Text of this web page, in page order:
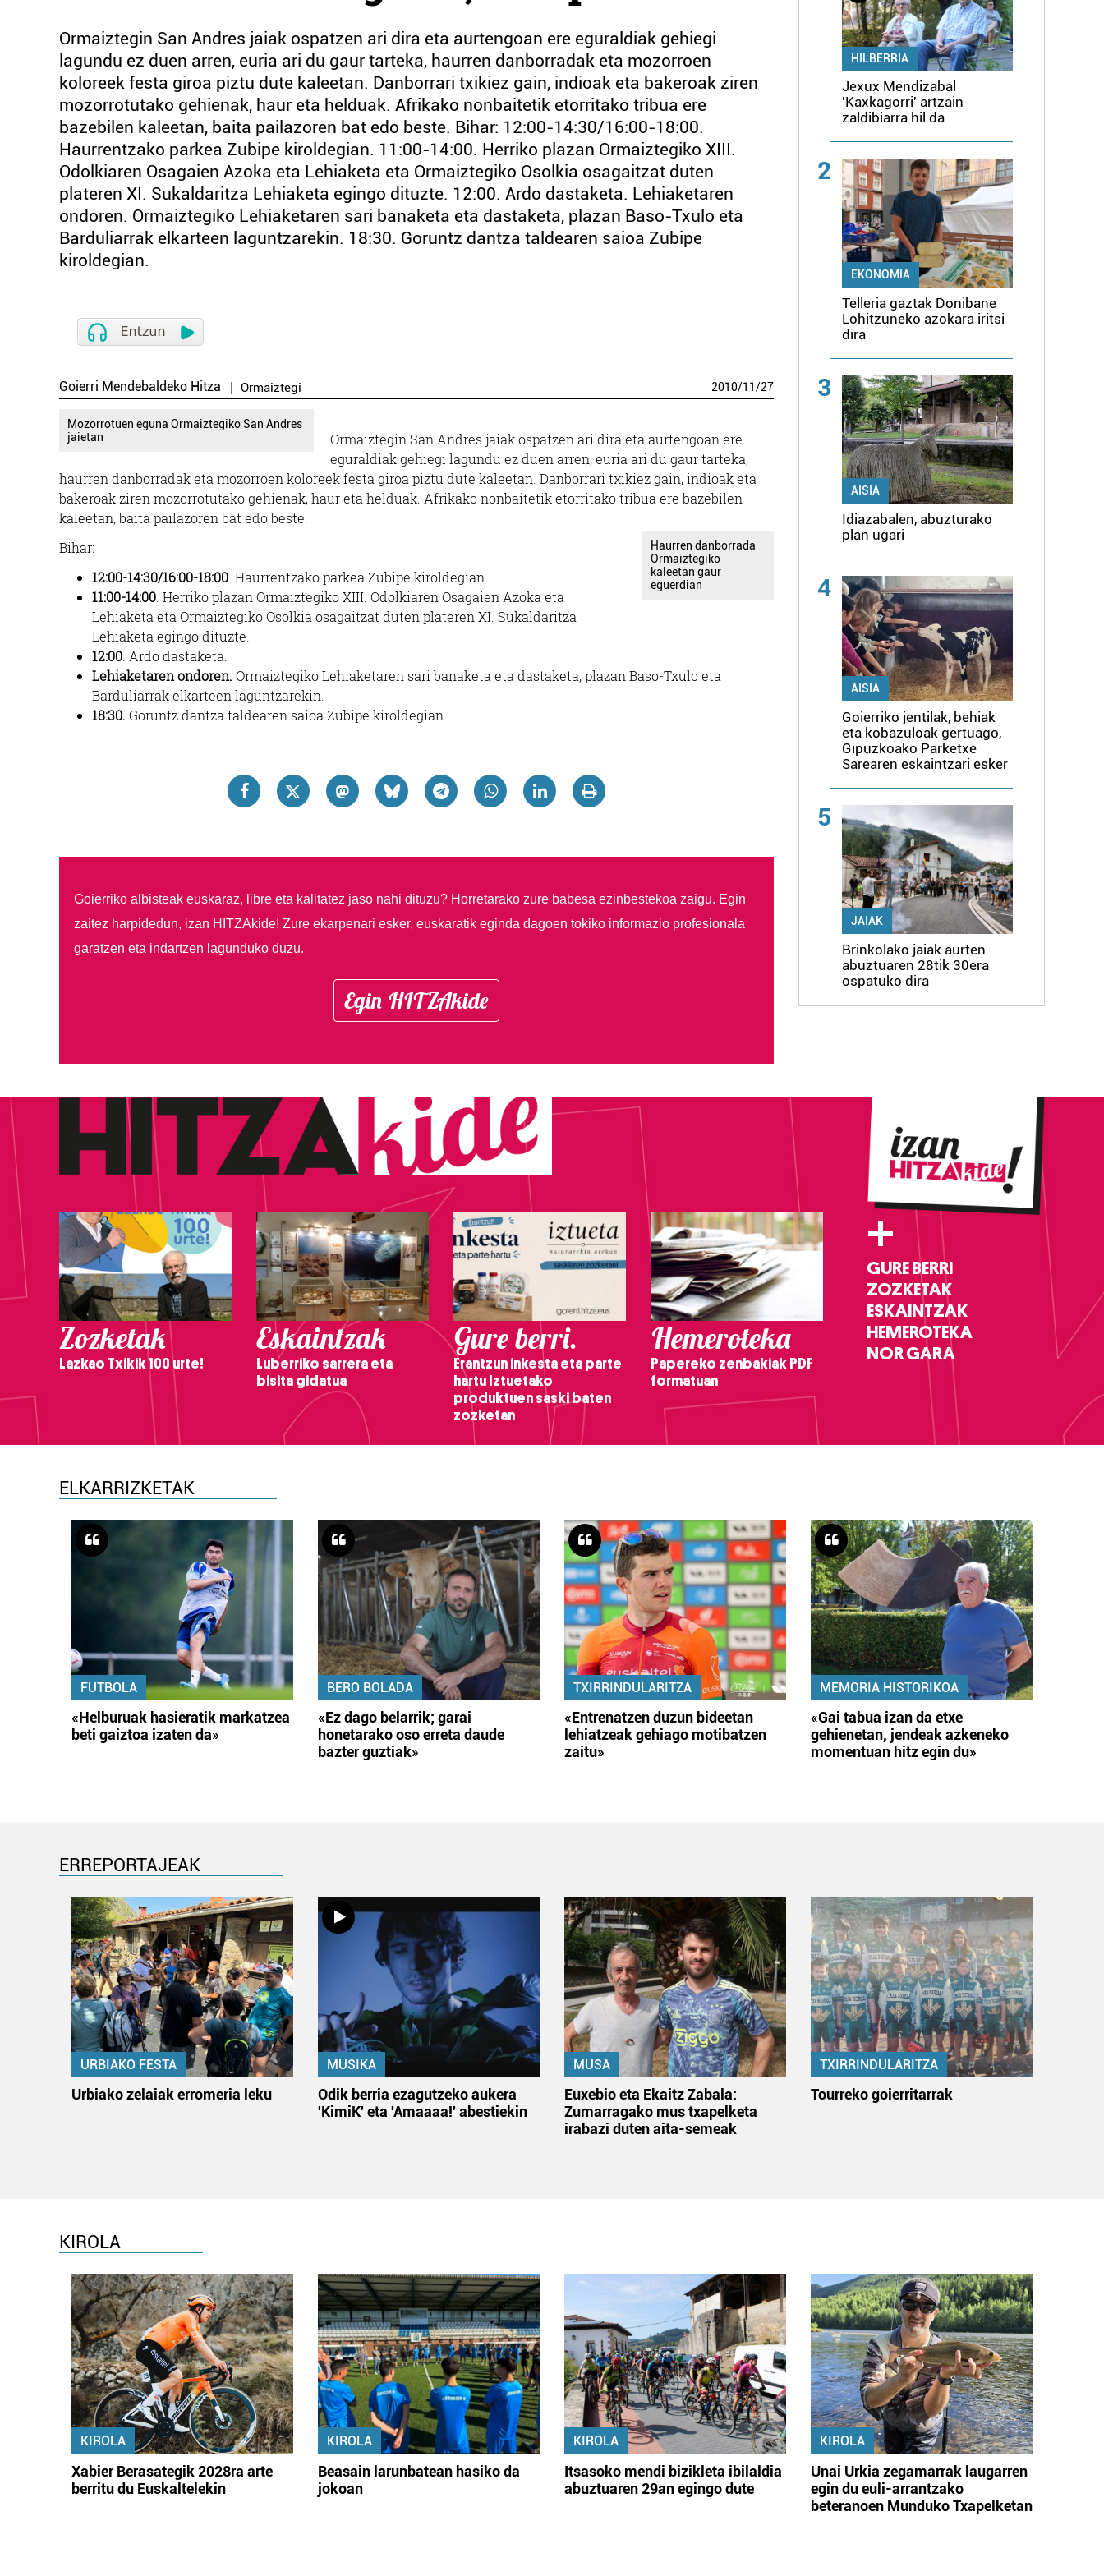
Ormaiztegin San Andres jaiak ospatzen ari dira eta aurtengoan ere eguraldiak gehiegi
lagundu ez duen arren, euria ari du gaur tarteka, haurren danborradak eta mozorroen
koloreek festa giroa piztu dute kaleetan. Danborrari txikiez gain, indioak eta bakeroak ziren
mozorrotutako gehienak, haur eta helduak. Afrikako nonbaitetik etorritako tribua ere
bazebilen kaleetan, baita pailazoren bat edo beste. Bihar: 12:00-14:30/16:00-18:00.
Haurrentzako parkea Zubipe kiroldegian. 11:00-14:00. Herriko plazan Ormaiztegiko XIII.
Odolkiaren Osagaien Azoka eta Lehiaketa eta Ormaiztegiko Osolkia osagaitzat duten
plateren XI. Sukaldaritza Lehiaketa egingo dituzte. 12:00. Ardo dastaketa. Lehiaketaren
ondoren. Ormaiztegiko Lehiaketaren sari banaketa eta dastaketa, plazan Baso-Txulo eta
Barduliarrak elkarteen laguntzarekin. 18:30. Goruntz dantza taldearen saioa Zubipe
kiroldegian.
Goierri Mendebaldeko Hitza Ormaiztegi 2010/11/27
Mozorrotuen eguna Ormaiztegiko San Andres
jaietan
Ormaiztegin San Andres jaiak ospatzen ari dira eta aurtengoan ere
eguraldiak gehiegi lagundu ez duen arren, euria ari du gaur tarteka,
haurren danborradak eta mozorroen koloreek festa giroa piztu dute kaleetan. Danborrari txikiez gain, indioak eta
bakeroak ziren mozorrotutako gehienak, haur eta helduak. Afrikako nonbaitetik etorritako tribua ere bazebilen
kaleetan, baita pailazoren bat edo beste.
Bihar:
Haurren danborrada
Ormaiztegiko
kaleetan gaur
eguerdian
12:00-14:30/16:00-18:00 . Haurrentzako parkea Zubipe kiroldegian.
11:00-14:00 . Herriko plazan Ormaiztegiko XIII. Odolkiaren Osagaien Azoka eta
Lehiaketa eta Ormaiztegiko Osolkia osagaitzat duten plateren XI. Sukaldaritza
Lehiaketa egingo dituzte.
12:00 . Ardo dastaketa.
Lehiaketaren ondoren. Ormaiztegiko Lehiaketaren sari banaketa eta dastaketa, plazan Baso-Txulo eta
Barduliarrak elkarteen laguntzarekin.
18:30. Goruntz dantza taldearen saioa Zubipe kiroldegian.
Goierriko albisteak euskaraz, libre eta kalitatez jaso nahi dituzu? Horretarako zure babesa ezinbestekoa zaigu. Egin
zaitez harpidedun, izan HITZAkide! Zure ekarpenari esker, euskaratik eginda dagoen tokiko informazio profesionala
garatzen eta indartzen lagunduko duzu.
Egin HITZAkide
HILBERRIA
Jexux Mendizabal
'Kaxkagorri' artzain
zaldibiarra hil da
2
EKONOMIA
Telleria gaztak Donibane
Lohitzuneko azokara iritsi
dira
3
AISIA
Idiazabalen, abuzturako
plan ugari
4
AISIA
Goierriko jentilak, behiak
eta kobazuloak gertuago,
Gipuzkoako Parketxe
Sarearen eskaintzari esker
5
JAIAK
Brinkolako jaiak aurten
abuztuaren 28tik 30era
ospatuko dira
Zozketak
Lazkao Txikik 100 urte!
Eskaintzak
Luberriko sarrera eta
bisita gidatua
Gure berri.
Erantzun inkesta eta parte
hartu Iztuetako
produktuen saski baten
zozketan
Hemeroteka
Papereko zenbakiak PDF
formatuan
+
GURE BERRI
ZOZKETAK
ESKAINTZAK
HEMEROTEKA
NOR GARA
ELKARRIZKETAK
FUTBOLA
«Helburuak hasieratik markatzea
beti gaiztoa izaten da»
BERO BOLADA
«Ez dago belarrik; garai
honetarako oso erreta daude
bazter guztiak»
TXIRRINDULARITZA
«Entrenatzen duzun bideetan
lehiatzeak gehiago motibatzen
zaitu»
MEMORIA HISTORIKOA
«Gai tabua izan da etxe
gehienetan, jendeak azkeneko
momentuan hitz egin du»
ERREPORTAJEAK
URBIAKO FESTA
Urbiako zelaiak erromeria leku
MUSIKA
Odik berria ezagutzeko aukera
'KimiK' eta 'Amaaaa!' abestiekin
MUSA
Euxebio eta Ekaitz Zabala:
Zumarragako mus txapelketa
irabazi duten aita-semeak
TXIRRINDULARITZA
Tourreko goierritarrak
KIROLA
KIROLA
Xabier Berasategik 2028ra arte
berritu du Euskaltelekin
KIROLA
Beasain larunbatean hasiko da
jokoan
KIROLA
Itsasoko mendi bizikleta ibilaldia
abuztuaren 29an egingo dute
KIROLA
Unai Urkia zegamarrak laugarren
egin du euli-arrantzako
beteranoen Munduko Txapelketan